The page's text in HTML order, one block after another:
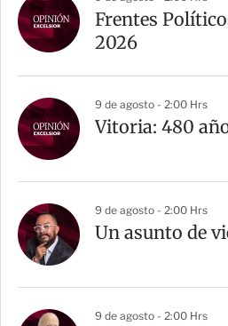
r
t
Frentes
2026
9 de agosto - 2:00 Hrs
Vitoria: 480
9 de agosto - 2:00 Hrs
Un asunto de
9 de agosto - 2:00 Hrs